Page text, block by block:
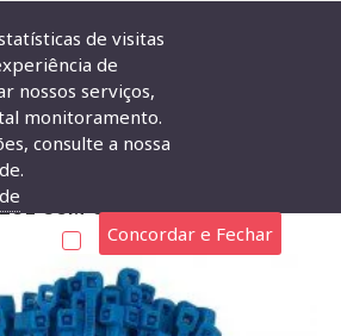
Abraçadeira
PLÁSTICO NYLON 2,5X100MM
COM 50 PÇS
de visitas
de
nossos serviços,
monitoramento.
consulte a nossa
Concordar e Fechar